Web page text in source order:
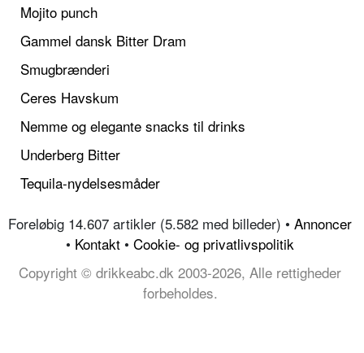
Mojito punch
Gammel dansk Bitter Dram
Smugbrænderi
Ceres Havskum
Nemme og elegante snacks til drinks
Underberg Bitter
Tequila-nydelsesmåder
Foreløbig 14.607 artikler (5.582 med billeder) • Annoncer
• Kontakt • Cookie- og privatlivspolitik
Copyright © drikkeabc.dk 2003-2026, Alle rettigheder
forbeholdes.